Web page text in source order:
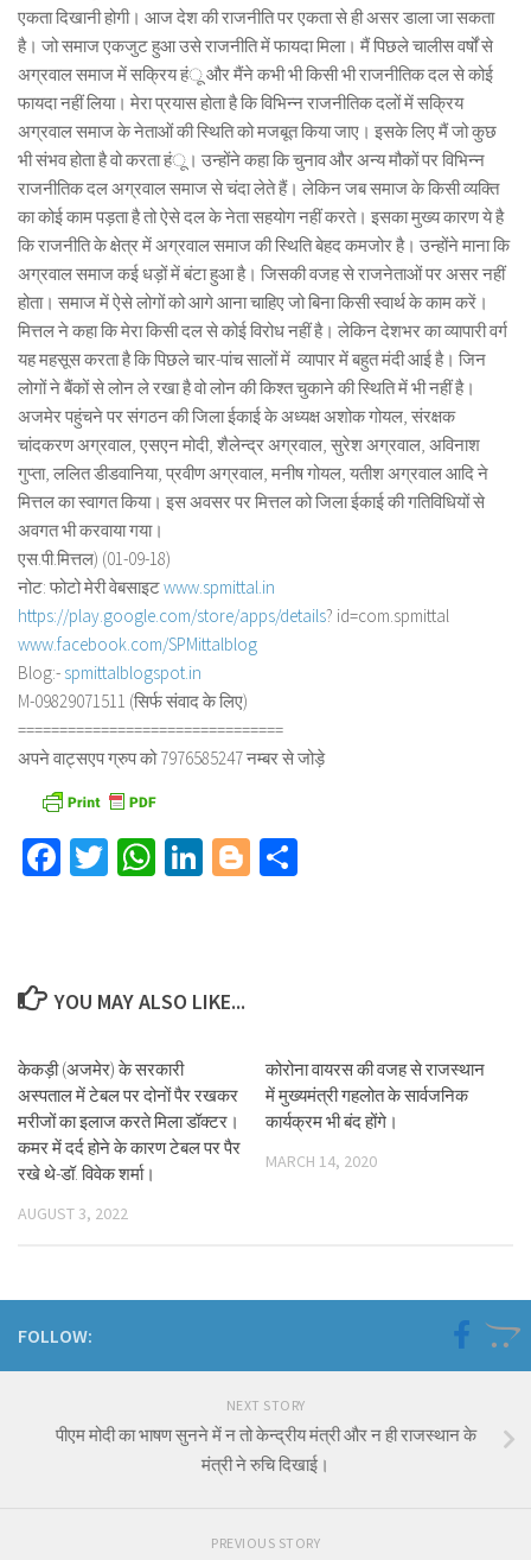
एकता दिखानी होगी। आज देश की राजनीति पर एकता से ही असर डाला जा सकता
है। जो समाज एकजुट हुआ उसे राजनीति में फायदा मिला। मैं पिछले चालीस वर्षों से
अग्रवाल समाज में सक्रिय हंू और मैंने कभी भी किसी भी राजनीतिक दल से कोई
फायदा नहीं लिया। मेरा प्रयास होता है कि विभिन्न राजनीतिक दलों में सक्रिय
अग्रवाल समाज के नेताओं की स्थिति को मजबूत किया जाए। इसके लिए मैं जो कुछ
भी संभव होता है वो करता हंू। उन्होंने कहा कि चुनाव और अन्य मौकों पर विभिन्न
राजनीतिक दल अग्रवाल समाज से चंदा लेते हैं। लेकिन जब समाज के किसी व्यक्ति
का कोई काम पड़ता है तो ऐसे दल के नेता सहयोग नहीं करते। इसका मुख्य कारण ये है
कि राजनीति के क्षेत्र में अग्रवाल समाज की स्थिति बेहद कमजोर है। उन्होंने माना कि
अग्रवाल समाज कई धड़ों में बंटा हुआ है। जिसकी वजह से राजनेताओं पर असर नहीं
होता। समाज में ऐसे लोगों को आगे आना चाहिए जो बिना किसी स्वार्थ के काम करें।
मित्तल ने कहा कि मेरा किसी दल से कोई विरोध नहीं है। लेकिन देशभर का व्यापारी वर्ग
यह महसूस करता है कि पिछले चार-पांच सालों में व्यापार में बहुत मंदी आई है। जिन
लोगों ने बैंकों से लोन ले रखा है वो लोन की किश्त चुकाने की स्थिति में भी नहीं है।
अजमेर पहुंचने पर संगठन की जिला ईकाई के अध्यक्ष अशोक गोयल, संरक्षक
चांदकरण अग्रवाल, एसएन मोदी, शैलेन्द्र अग्रवाल, सुरेश अग्रवाल, अविनाश
गुप्ता, ललित डीडवानिया, प्रवीण अग्रवाल, मनीष गोयल, यतीश अग्रवाल आदि ने
मित्तल का स्वागत किया। इस अवसर पर मित्तल को जिला ईकाई की गतिविधियों से
अवगत भी करवाया गया।
एस.पी.मित्तल) (01-09-18)
नोट: फोटो मेरी वेबसाइटwww.spmittal.in
https://play.google.com/store/apps/details? id=com.spmittal
www.facebook.com/SPMittalblog
Blog:- spmittalblogspot.in
M-09829071511 (सिर्फ संवाद के लिए)
================================
अपने वाट्सएप ग्रुप को 7976585247 नम्बर से जोड़े
Facebook
TwitterWhatsApp
LinkedIn
Blogger
YOU MAY ALSO LIKE...
केकड़ी (अजमेर) के सरकारी
अस्पताल में टेबल पर दोनों पैर रखकर
मरीजों का इलाज करते मिला डॉक्टर।
कमर में दर्द होने के कारण टेबल पर पैर
रखे थे-डॉ. विवेक शर्मा।
AUGUST 3, 2022
कोरोना वायरस की वजह से राजस्थान
में मुख्यमंत्री गहलोत के सार्वजनिक
कार्यक्रम भी बंद होंगे।
MARCH 14, 2020
FOLLOW:
NEXT STORY
पीएम मोदी का भाषण सुनने में न तो केन्द्रीय मंत्री और न ही राजस्थान के
मंत्री ने रुचि दिखाई।
PREVIOUS STORY